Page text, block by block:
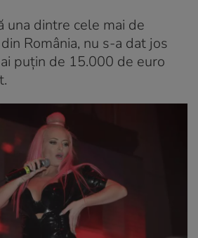
una dintre cele mai de
România, nu s-a dat jos
puțin de 15.000 de euro